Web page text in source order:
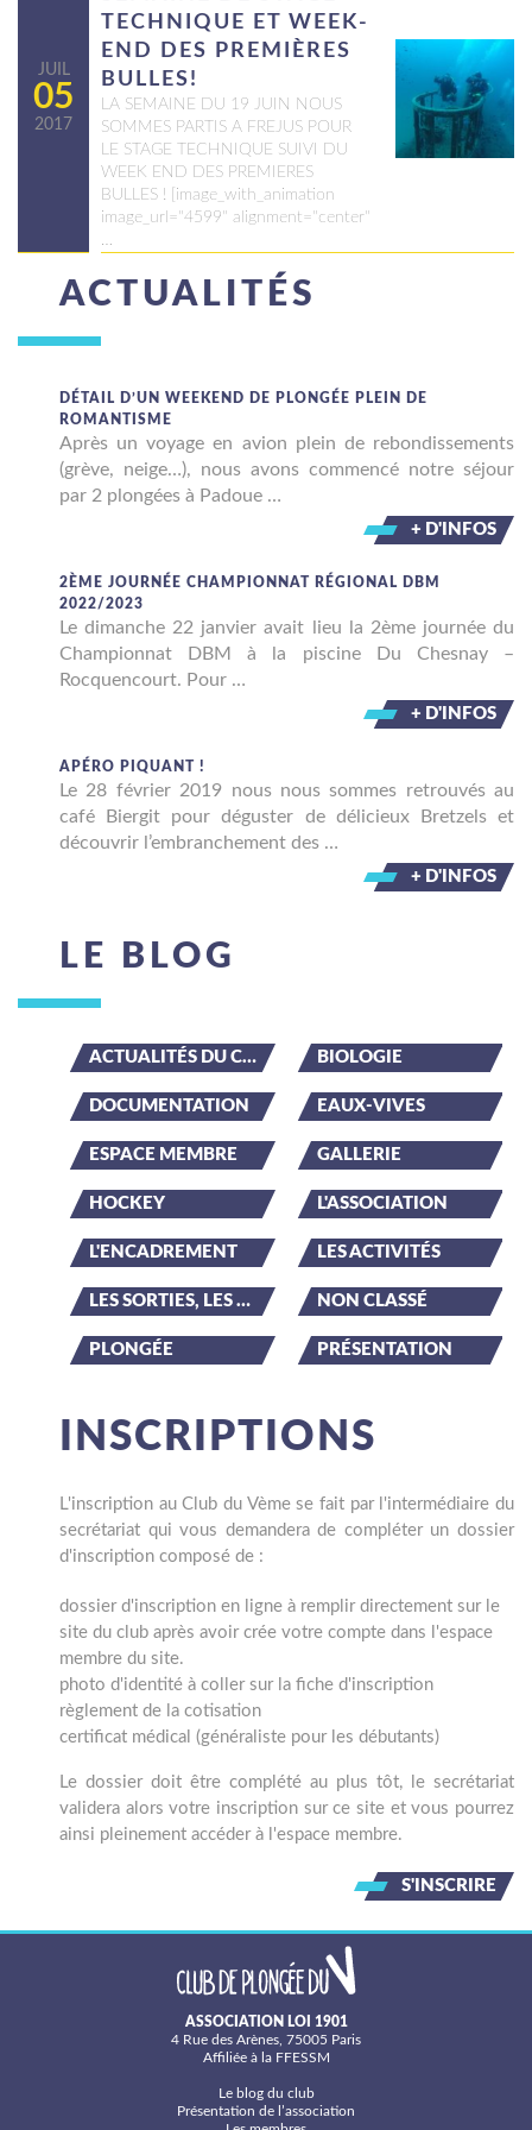
JUIL
05
2017
TECHNIQUE ET WEEK-
END DES PREMIÈRES
BULLES!
LA SEMAINE DU 19 JUIN NOUS
SOMMES PARTIS A FREJUS POUR
LE STAGE TECHNIQUE SUIVI DU
WEEK END DES PREMIERES
BULLES ! [image_with_animation
image_url="4599" alignment="center"
…
ACTUALITÉS
DÉTAIL D’UN WEEKEND DE PLONGÉE PLEIN DE
ROMANTISME
Après un voyage en avion plein de rebondissements
(grève, neige…), nous avons commencé notre séjour
par 2 plongées à Padoue …
+ D'INFOS
2ÈME JOURNÉE CHAMPIONNAT RÉGIONAL DBM
2022/2023
Le dimanche 22 janvier avait lieu la 2ème journée du
Championnat DBM à la piscine Du Chesnay –
Rocquencourt. Pour …
+ D'INFOS
APÉRO PIQUANT !
Le 28 février 2019 nous nous sommes retrouvés au
café Biergit pour déguster de délicieux Bretzels et
découvrir l’embranchement des …
+ D'INFOS
LE BLOG
ACTUALITÉS DU CLUB BIOLOGIE
DOCUMENTATION EAUX-VIVES
ESPACE MEMBRE GALLERIE
HOCKEY L'ASSOCIATION
L'ENCADREMENT LES ACTIVITÉS
LES SORTIES, LES ÉVÉNEMENTS NON CLASSÉ
PLONGÉE PRÉSENTATION
INSCRIPTIONS
L'inscription au Club du Vème se fait par l'intermédiaire du
secrétariat qui vous demandera de compléter un dossier
d'inscription composé de :
dossier d'inscription en ligne à remplir directement sur le
site du club après avoir crée votre compte dans l'espace
membre du site.
photo d'identité à coller sur la fiche d'inscription
règlement de la cotisation
certificat médical (généraliste pour les débutants)
Le dossier doit être complété au plus tôt, le secrétariat
validera alors votre inscription sur ce site et vous pourrez
ainsi pleinement accéder à l'espace membre.
S'INSCRIRE
ASSOCIATION LOI 1901
4 Rue des Arènes, 75005 Paris
Affiliée à la FFESSM
Le blog du club
Présentation de l’association